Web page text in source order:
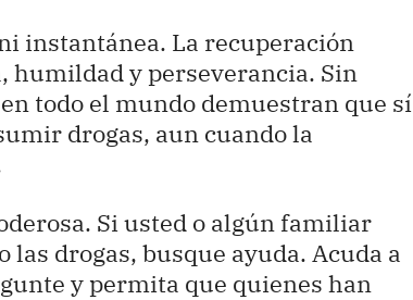
instantánea. La recuperación
y perseverancia. Sin
todo el mundo demuestran que sí
drogas, aun cuando la
Si usted o algún familiar
drogas, busque ayuda. Acuda a
y permita que quienes han